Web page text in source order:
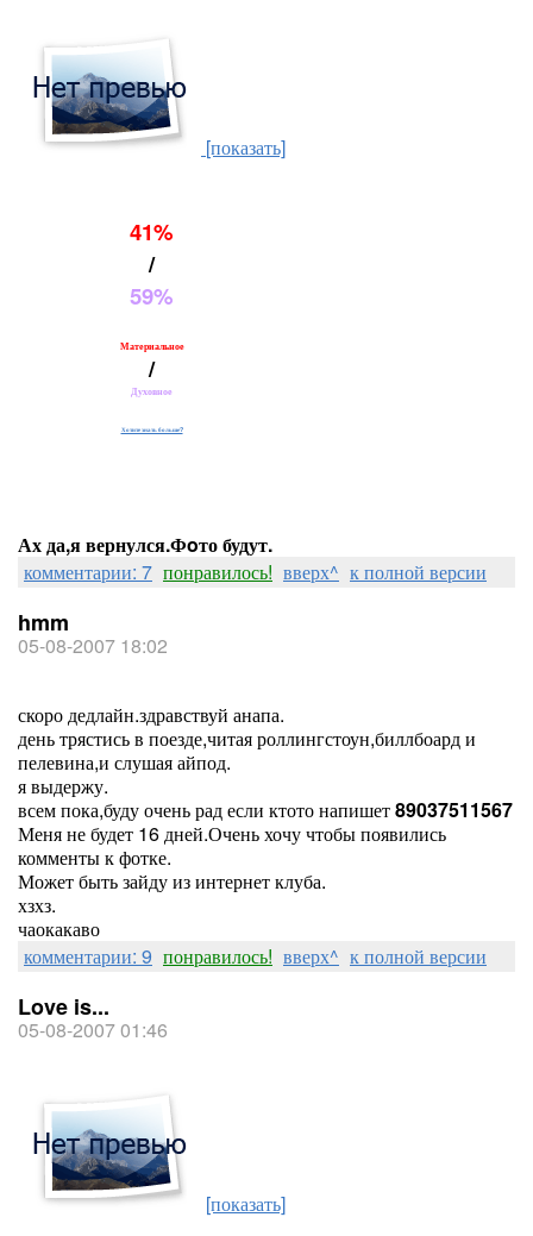
[показать]
41%
/
59%
Материальное
/
Духовное
Хотите знать больше?
Ах да,я вернулся.Фoто будут.
комментарии: 7 понравилось! вверх^ к полной версии
hmm
05-08-2007 18:02
скоро дедлайн.здравствуй анапа.
день трястись в поезде,читая роллингстоун,биллбоард и
пелевина,и слушая айпод.
я выдержу.
всем пока,буду очень рад если ктото напишет89037511567
Меня не будет 16 дней.Очень хочу чтобы появились
комменты к фотке.
Может быть зайду из интернет клуба.
хзхз.
чаокакаво
комментарии: 9 понравилось! вверх^ к полной версии
Love is...
05-08-2007 01:46
[показать]